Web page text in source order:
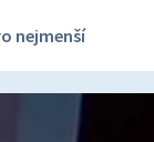
nejmenší